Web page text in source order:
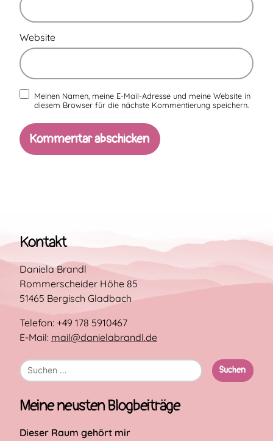
Website
Meinen Namen, meine E-Mail-Adresse und meine Website in
diesem Browser für die nächste Kommentierung speichern.
Kontakt
Daniela Brandl
Rommerscheider Höhe 85
51465 Bergisch Gladbach
Telefon: +49 178 5910467
E-Mail: mail@danielabrandl.de
Suche
nach:
Meine neusten Blogbeiträge
Dieser Raum gehört mir